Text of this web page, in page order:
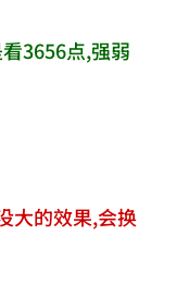
3656点,强弱
大的效果,会换